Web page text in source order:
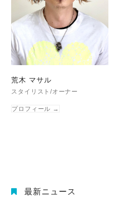
荒木 マサル
スタイリスト/オーナー
プロフィール →
最新ニュース